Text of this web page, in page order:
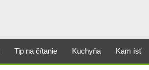
Tip na čítanie Kuchyňa Kam ísť